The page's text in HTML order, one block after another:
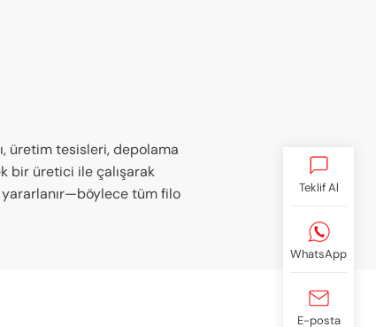
üretim tesisleri, depolama
bir üretici ile çalışarak
tüm filo
Teklif Al
WhatsApp
E-posta